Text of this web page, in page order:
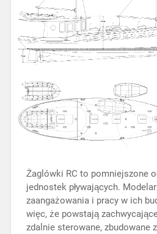
Żaglówki RC to pomniejszone
jednostek pływających.
zaangażowania i pracy w ich
więc, że powstają
zdalnie sterowane, zbudowane